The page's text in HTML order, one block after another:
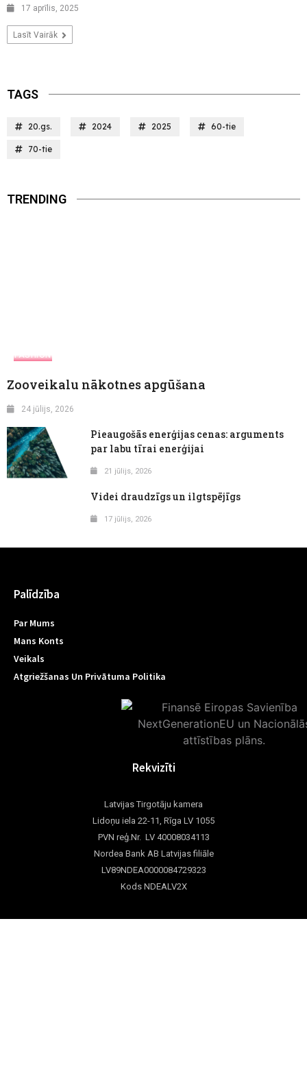
17 aprīlis, 2025
Lasīt Vairāk
TAGS
20.gs. 2024 2025 60-tie
70-tie
TRENDING
FASHION
Zooveikalu nākotnes apgūšana
24 jūlijs, 2026
Pieaugošās enerģijas cenas: arguments
par labu tīrai enerģijai
21 jūlijs, 2026
Videi draudzīgs un ilgtspējīgs
17 jūlijs, 2026
Palīdzība
Par Mums
Mans Konts
Veikals
Atgriežšanas Un Privātuma Politika
Rekvizīti
Latvijas Tirgotāju kamera
Lidoņu iela 22-11, Rīga LV 1055
PVN reģ.Nr. LV 40008034113
Nordea Bank AB Latvijas filiāle
LV89NDEA0000084729323
Kods NDEALV2X